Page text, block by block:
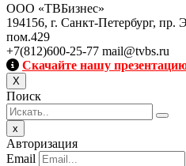
ООО «ТВБизнес»
194156, г. Санкт-Петербург, пр.
пом.429
+7(812)600-25-77 mail@tvbs.ru
Скачайте нашу
Х
Поиск
x
Авторизация
Email